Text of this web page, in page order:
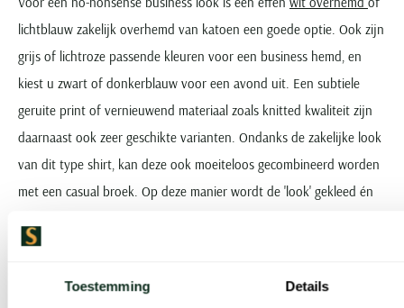
Toestemming Details
lichtblauw zakelijk overhemd van katoen een goede optie. Ook zijn
grijs of lichtroze passende kleuren voor een business hemd, en
kiest u zwart of donkerblauw voor een avond uit. Een subtiele
geruite print of vernieuwend materiaal zoals knitted kwaliteit zijn
daarnaast ook zeer geschikte varianten. Ondanks de zakelijke look
van dit type shirt, kan deze ook moeiteloos gecombineerd worden
met een casual broek. Op deze manier wordt de 'look' gekleed én
Casa Moda